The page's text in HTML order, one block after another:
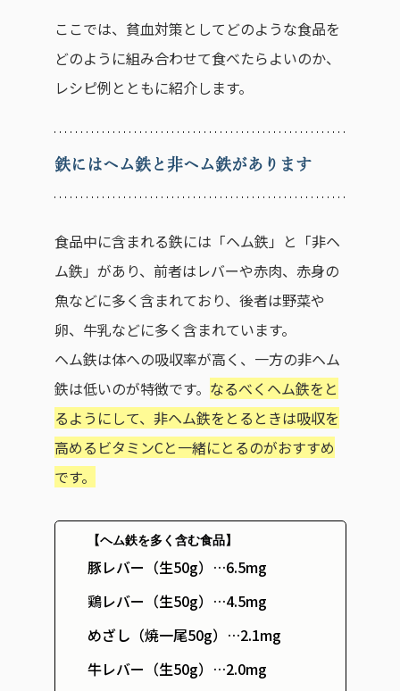
ここでは、貧血対策としてどのような食品を
どのように組み合わせて食べたらよいのか、
レシピ例とともに紹介します。
鉄にはヘム鉄と非ヘム鉄があります
食品中に含まれる鉄には「ヘム鉄」と「非ヘ
ム鉄」があり、前者はレバーや赤肉、赤身の
魚などに多く含まれており、後者は野菜や
卵、牛乳などに多く含まれています。
ヘム鉄は体への吸収率が高く、一方の非ヘム
鉄は低いのが特徴です。 なるべくヘム鉄をと
るようにして、非ヘム鉄をとるときは吸収を
高めるビタミンCと一緒にとるのがおすすめ
です。
【ヘム鉄を多く含む食品】
豚レバー（生50g）…6.5mg
鶏レバー（生50g）…4.5mg
めざし（焼一尾50g）…2.1mg
牛レバー（生50g）…2.0mg